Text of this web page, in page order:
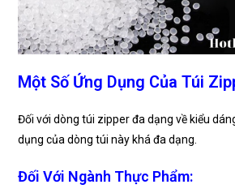
Một Số Ứng Dụng Của Túi
Đối với dòng túi zipper đa dạng về kiểu
dụng của dòng túi này khá đa dạng.
Đối Với Ngành Thực Phẩm: